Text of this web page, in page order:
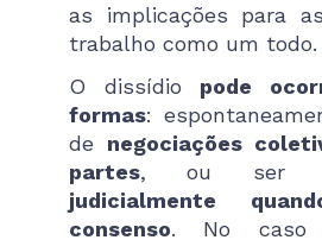
as implicações para
trabalho como um todo.
O dissídio pode
formas:
de negociações
partes, ou ser
judicialmente
consenso. No caso